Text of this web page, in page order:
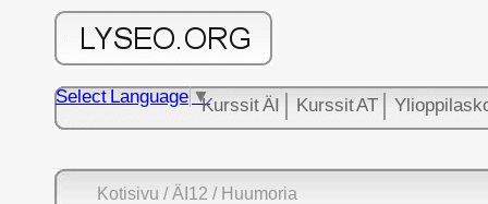
Kurssit ÄI Kurssit AT
Select Language ▼
Kotisivu / ÄI12 / Huumoria